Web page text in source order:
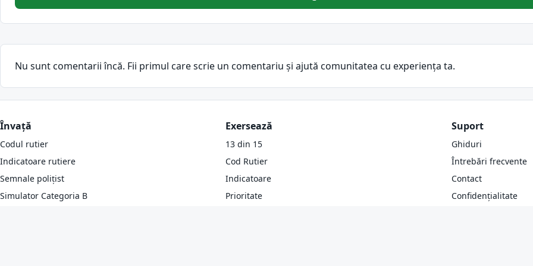
Nu sunt comentarii încă. Fii primul care scrie un comentariu și ajută comunitatea cu experiența ta.
Învață
Codul rutier
Indicatoare rutiere
Semnale polițist
Simulator Categoria B
Exersează
13 din 15
Cod Rutier
Indicatoare
Prioritate
Suport
Ghiduri
Întrebări frecvente
Contact
Confidențialitate